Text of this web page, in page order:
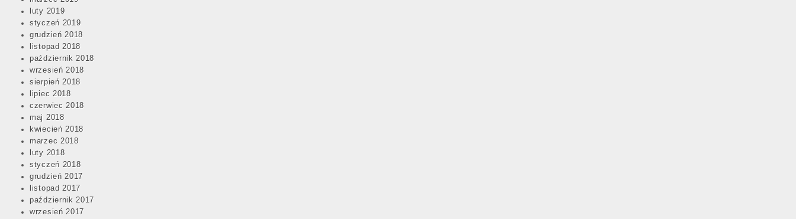
luty 2019
styczeń 2019
grudzień 2018
listopad 2018
październik 2018
wrzesień 2018
sierpień 2018
lipiec 2018
czerwiec 2018
maj 2018
kwiecień 2018
marzec 2018
luty 2018
styczeń 2018
grudzień 2017
listopad 2017
październik 2017
wrzesień 2017